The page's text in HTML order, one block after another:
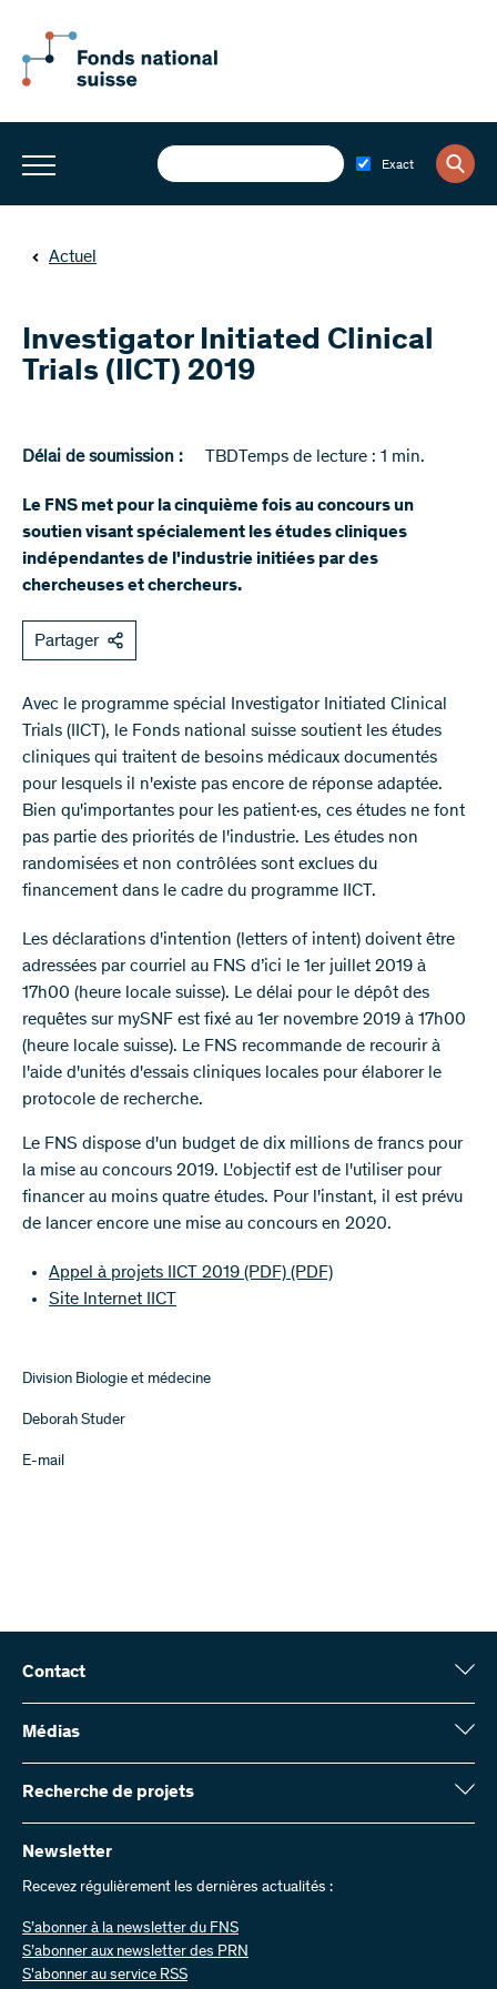
Exact
Actuel
Investigator Initiated Clinical
Trials (IICT) 2019
Délai de soumission : TBD Temps de lecture : 1 min.
Le FNS met pour la cinquième fois au concours un
soutien visant spécialement les études cliniques
indépendantes de l'industrie initiées par des
chercheuses et chercheurs.
Partager
Avec le programme spécial Investigator Initiated Clinical
Trials (IICT), le Fonds national suisse soutient les études
cliniques qui traitent de besoins médicaux documentés
pour lesquels il n'existe pas encore de réponse adaptée.
Bien qu'importantes pour les patient·es, ces études ne font
pas partie des priorités de l'industrie. Les études non
randomisées et non contrôlées sont exclues du
financement dans le cadre du programme IICT.
Les déclarations d'intention (letters of intent) doivent être
adressées par courriel au FNS d’ici le 1er juillet 2019 à
17h00 (heure locale suisse). Le délai pour le dépôt des
requêtes sur mySNF est fixé au 1er novembre 2019 à 17h00
(heure locale suisse). Le FNS recommande de recourir à
l'aide d'unités d'essais cliniques locales pour élaborer le
protocole de recherche.
Le FNS dispose d'un budget de dix millions de francs pour
la mise au concours 2019. L'objectif est de l'utiliser pour
financer au moins quatre études. Pour l'instant, il est prévu
de lancer encore une mise au concours en 2020.
Appel à projets IICT 2019 (PDF) (PDF)
Site Internet IICT
Division Biologie et médecine
Deborah Studer
E-mail
Contact
Fonds national suisse (FNS)
Wildhainweg 3
Contactez-nous
Envoyer des factures
Travailler chez nous
Offres d’emploi
Médias
Service de presse
Rapport annuel
Recherche de projets
Vous trouverez ici des informations complètes sur les projets de
recherche et les subsides approuvés par le FNS :
Recherche de projets
Newsletter
Recevez régulièrement les dernières actualités :
S’abonner à la newsletter du FNS
S’abonner aux newsletter des PRN
S'abonner au service RSS